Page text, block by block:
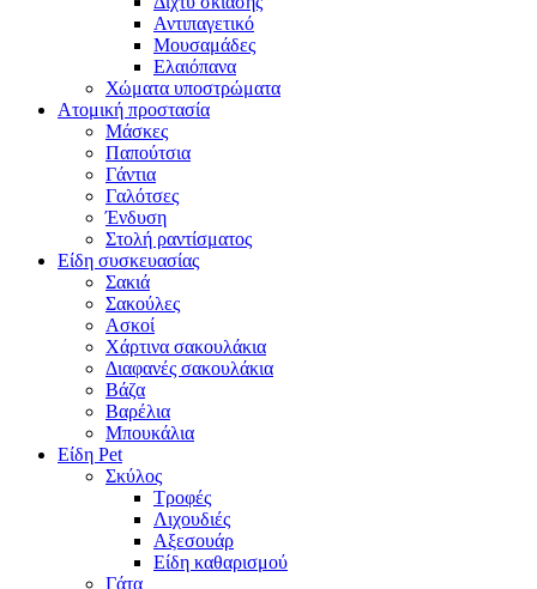
Αντιπαγετικό
Μουσαμάδες
Ελαιόπανα
Χώματα υποστρώματα
Ατομική προστασία
Μάσκες
Παπούτσια
Γάντια
Γαλότσες
Ένδυση
Στολή ραντίσματος
Είδη συσκευασίας
Σακιά
Σακούλες
Ασκοί
Χάρτινα σακουλάκια
Διαφανές σακουλάκια
Βάζα
Βαρέλια
Μπουκάλια
Είδη Pet
Σκύλος
Τροφές
Λιχουδιές
Αξεσουάρ
Είδη καθαρισμού
Γάτα